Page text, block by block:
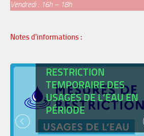
Vendredi : 16h – 18h
Notes d'informations :
RESTRICTION
TEMPORAIRE DES
USAGES DE L’EAU EN
PÉRIODE